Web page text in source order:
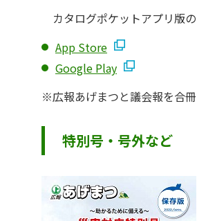
カタログポケットアプリ版
App Store
Google Play
※広報あげまつと議会報を合
特別号・号外など